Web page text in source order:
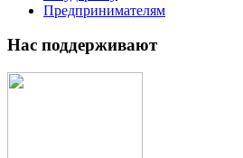
Предпринимателям
Нас поддерживают